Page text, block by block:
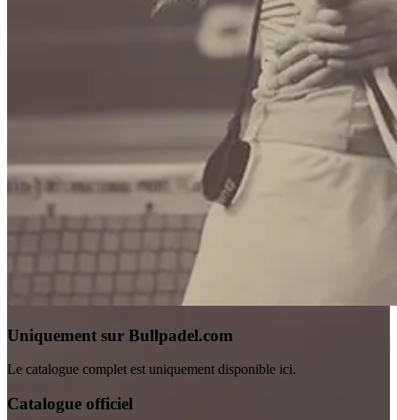
Uniquement sur Bullpadel.com
Le catalogue complet est uniquement disponible ici.
Catalogue officiel